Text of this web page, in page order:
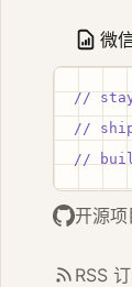
微
//
//
//
开源项
RSS